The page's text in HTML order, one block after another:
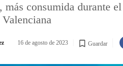
más consumida durante
16 de agosto de 2023 Guardar